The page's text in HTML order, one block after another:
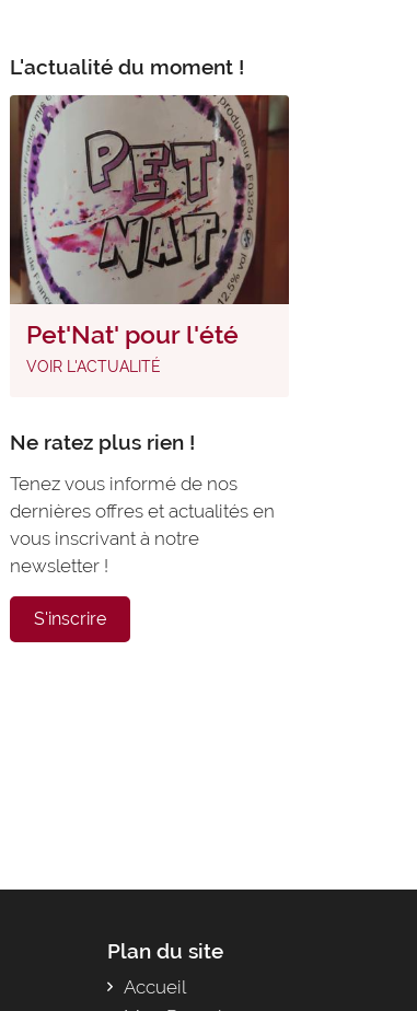
L'actualité du moment !
Pet'Nat' pour l'été
VOIR L'ACTUALITÉ
Ne ratez plus rien !
Tenez vous informé de nos
dernières offres et actualités en
vous inscrivant à notre
newsletter !
S'inscrire
Plan du site
Accueil